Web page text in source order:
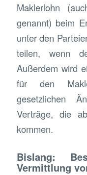
Maklerlohn
genannt) beim
unter den
teilen, wenn
Außerdem wird
für den
gesetzlichen
Verträge, die
kommen.
Bislang:
Vermittlung